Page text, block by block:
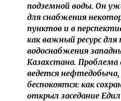
подземной воды. Он
для снабжения
пунктов и в
как важный ресурс для
водоснабжения
Казахстана.
ведется
беспокоятся: как
открыл заседание